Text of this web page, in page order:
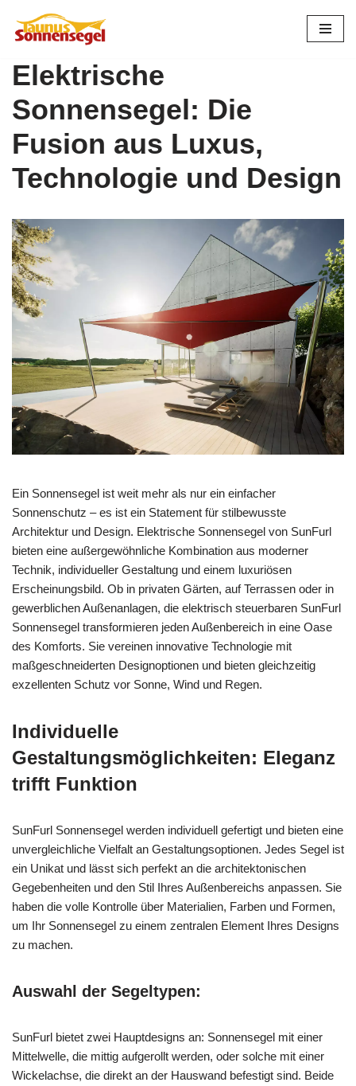
Zum
Inhalt
springen
Elektrische
Sonnensegel: Die
Fusion aus Luxus,
Technologie und Design
Ein Sonnensegel ist weit mehr als nur ein einfacher
Sonnenschutz – es ist ein Statement für stilbewusste
Architektur und Design. Elektrische Sonnensegel von SunFurl
bieten eine außergewöhnliche Kombination aus moderner
Technik, individueller Gestaltung und einem luxuriösen
Erscheinungsbild. Ob in privaten Gärten, auf Terrassen oder in
gewerblichen Außenanlagen, die elektrisch steuerbaren SunFurl
Sonnensegel transformieren jeden Außenbereich in eine Oase
des Komforts. Sie vereinen innovative Technologie mit
maßgeschneiderten Designoptionen und bieten gleichzeitig
exzellenten Schutz vor Sonne, Wind und Regen.
Individuelle
Gestaltungsmöglichkeiten: Eleganz
trifft Funktion
SunFurl Sonnensegel werden individuell gefertigt und bieten eine
unvergleichliche Vielfalt an Gestaltungsoptionen. Jedes Segel ist
ein Unikat und lässt sich perfekt an die architektonischen
Gegebenheiten und den Stil Ihres Außenbereichs anpassen. Sie
haben die volle Kontrolle über Materialien, Farben und Formen,
um Ihr Sonnensegel zu einem zentralen Element Ihres Designs
zu machen.
Auswahl der Segeltypen:
SunFurl bietet zwei Hauptdesigns an: Sonnensegel mit einer
Mittelwelle, die mittig aufgerollt werden, oder solche mit einer
Wickelachse, die direkt an der Hauswand befestigt sind. Beide